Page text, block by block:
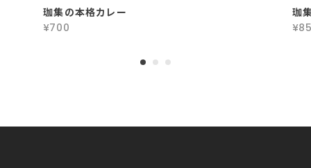
珈集の本格カレー
¥700
珈